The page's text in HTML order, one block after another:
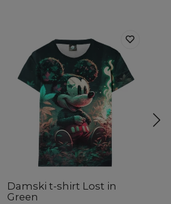
Damski t-shirt Lost in
Green